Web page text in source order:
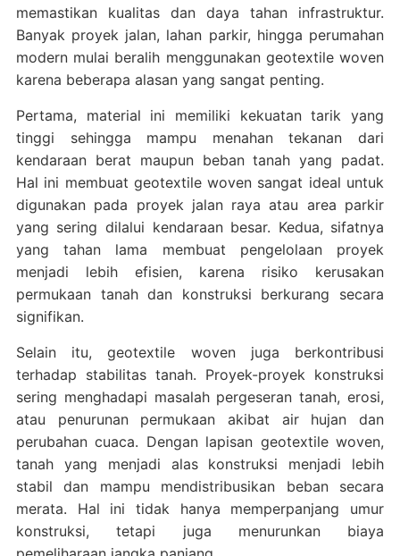
memastikan kualitas dan daya tahan infrastruktur.
Banyak proyek jalan, lahan parkir, hingga perumahan
modern mulai beralih menggunakan geotextile woven
karena beberapa alasan yang sangat penting.
Pertama, material ini memiliki kekuatan tarik yang
tinggi sehingga mampu menahan tekanan dari
kendaraan berat maupun beban tanah yang padat.
Hal ini membuat geotextile woven sangat ideal untuk
digunakan pada proyek jalan raya atau area parkir
yang sering dilalui kendaraan besar. Kedua, sifatnya
yang tahan lama membuat pengelolaan proyek
menjadi lebih efisien, karena risiko kerusakan
permukaan tanah dan konstruksi berkurang secara
signifikan.
Selain itu, geotextile woven juga berkontribusi
terhadap stabilitas tanah. Proyek-proyek konstruksi
sering menghadapi masalah pergeseran tanah, erosi,
atau penurunan permukaan akibat air hujan dan
perubahan cuaca. Dengan lapisan geotextile woven,
tanah yang menjadi alas konstruksi menjadi lebih
stabil dan mampu mendistribusikan beban secara
merata. Hal ini tidak hanya memperpanjang umur
konstruksi, tetapi juga menurunkan biaya